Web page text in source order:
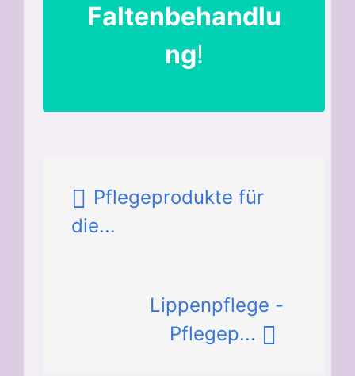
Faltenbehandlu
ng!
Pflegeprodukte für
die...
Lippenpflege -
Pflegep...